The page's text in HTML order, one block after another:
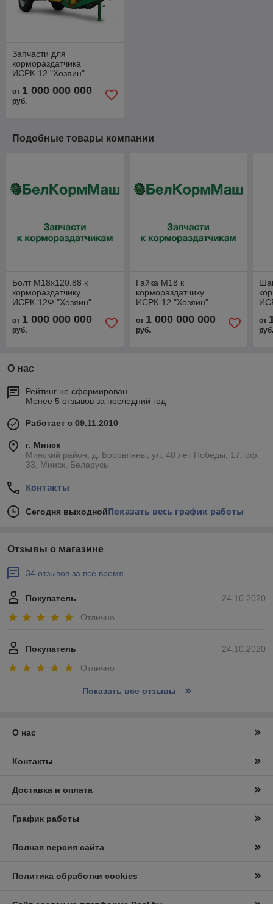
Запчасти для
кормораздатчика
ИСРК-12 "Хозяин"
от 1 000 000 000
руб.
Подобные товары компании
Болт М18х120.88 к
кормораздатчику
ИСРК-12Ф "Хозяин"
от 1 000 000 000
руб.
Гайка М18 к
кормораздатчику
ИСРК-12 "Хозяин"
от 1 000 000 000
руб.
от
О нас
Рейтинг не сформирован
Менее 5 отзывов за последний год
Работает с 09.11.2010
г. Минск
Минский район, д. Боровляны, ул. 40 лет Победы, 17, оф.
33, Минск, Беларусь
Контакты
Сегодня выходнойПоказать весь график работы
Отзывы о магазине
34 отзывов за всё время
24.10.2020
Покупатель
Отлично
24.10.2020
Покупатель
Отлично
Показать все отзывы
О нас
Контакты
Доставка и оплата
График работы
Полная версия сайта
Политика обработки cookies